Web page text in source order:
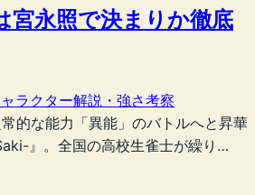
宮永照で決まりか徹底
ラクター解説・強さ考察
的な能力「異能」のバトルへと昇華
』。全国の高校生雀士が繰り…